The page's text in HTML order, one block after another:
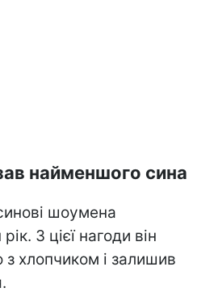
найменшого сина
шоумена
З цієї нагоди він
з хлопчиком і залишив